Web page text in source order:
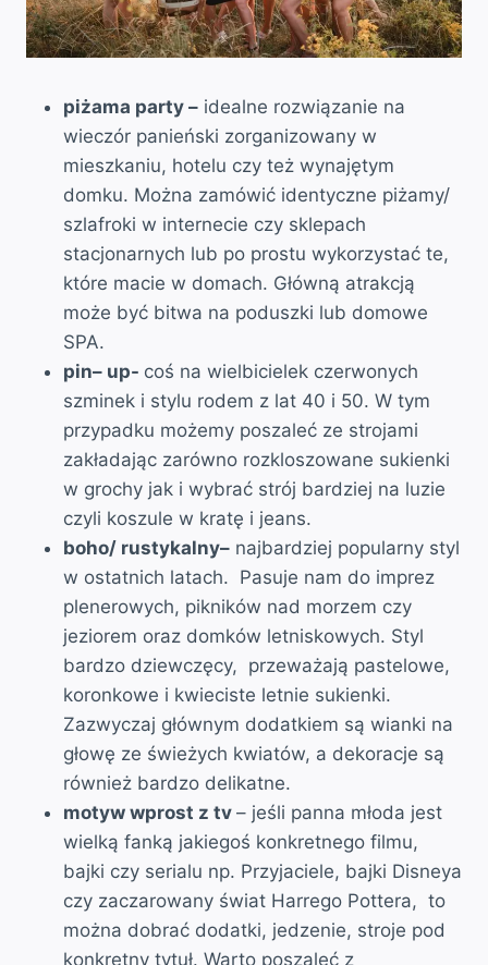
piżama party – idealne rozwiązanie na
wieczór panieński zorganizowany w
mieszkaniu, hotelu czy też wynajętym
domku. Można zamówić identyczne piżamy/
szlafroki w internecie czy sklepach
stacjonarnych lub po prostu wykorzystać te,
które macie w domach. Główną atrakcją
może być bitwa na poduszki lub domowe
SPA.
pin– up- coś na wielbicielek czerwonych
szminek i stylu rodem z lat 40 i 50. W tym
przypadku możemy poszaleć ze strojami
zakładając zarówno rozkloszowane sukienki
w grochy jak i wybrać strój bardziej na luzie
czyli koszule w kratę i jeans.
boho/ rustykalny– najbardziej popularny styl
w ostatnich latach. Pasuje nam do imprez
plenerowych, pikników nad morzem czy
jeziorem oraz domków letniskowych. Styl
bardzo dziewczęcy, przeważają pastelowe,
koronkowe i kwieciste letnie sukienki.
Zazwyczaj głównym dodatkiem są wianki na
głowę ze świeżych kwiatów, a dekoracje są
również bardzo delikatne.
motyw wprost z tv – jeśli panna młoda jest
wielką fanką jakiegoś konkretnego filmu,
bajki czy serialu np. Przyjaciele, bajki Disneya
czy zaczarowany świat Harrego Pottera, to
można dobrać dodatki, jedzenie, stroje pod
konkretny tytuł. Warto poszaleć z